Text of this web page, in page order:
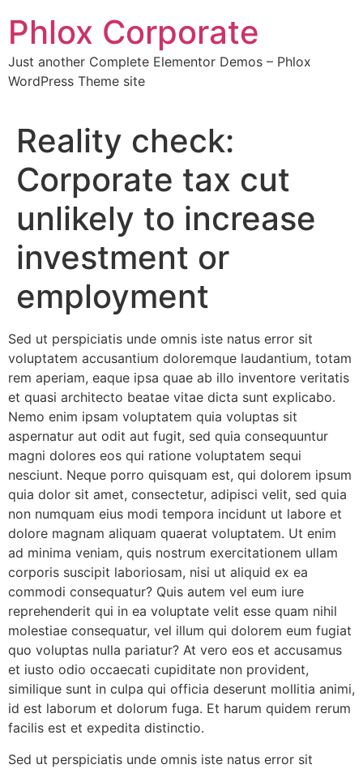
content
Phlox Corporate
Just another Complete Elementor Demos – Phlox
WordPress Theme site
Reality check:
Corporate tax cut
unlikely to increase
investment or
employment
Sed ut perspiciatis unde omnis iste natus error sit
voluptatem accusantium doloremque laudantium, totam
rem aperiam, eaque ipsa quae ab illo inventore veritatis
et quasi architecto beatae vitae dicta sunt explicabo.
Nemo enim ipsam voluptatem quia voluptas sit
aspernatur aut odit aut fugit, sed quia consequuntur
magni dolores eos qui ratione voluptatem sequi
nesciunt. Neque porro quisquam est, qui dolorem ipsum
quia dolor sit amet, consectetur, adipisci velit, sed quia
non numquam eius modi tempora incidunt ut labore et
dolore magnam aliquam quaerat voluptatem. Ut enim
ad minima veniam, quis nostrum exercitationem ullam
corporis suscipit laboriosam, nisi ut aliquid ex ea
commodi consequatur? Quis autem vel eum iure
reprehenderit qui in ea voluptate velit esse quam nihil
molestiae consequatur, vel illum qui dolorem eum fugiat
quo voluptas nulla pariatur? At vero eos et accusamus
et iusto odio occaecati cupiditate non provident,
similique sunt in culpa qui officia deserunt mollitia animi,
id est laborum et dolorum fuga. Et harum quidem rerum
facilis est et expedita distinctio.
Sed ut perspiciatis unde omnis iste natus error sit